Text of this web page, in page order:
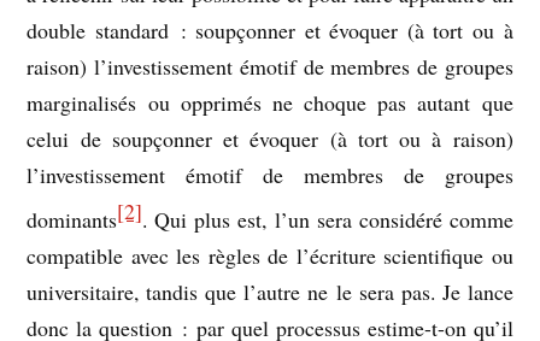
double standard : soupçonner et évoquer (à tort ou à
raison) l’investissement émotif de membres de groupes
marginalisés ou opprimés ne choque pas autant que
celui de soupçonner et évoquer (à tort ou à raison)
l’investissement émotif de membres de groupes
dominants[2]. Qui plus est, l’un sera considéré comme
compatible avec les règles de l’écriture scientifique ou
universitaire, tandis que l’autre ne le sera pas. Je lance
donc la question : par quel processus estime-t-on qu’il